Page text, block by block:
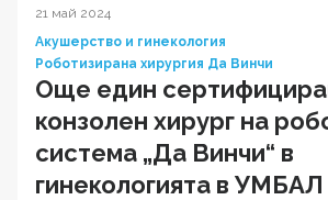
21 май 2024
Акушерство и гинекология
Роботизирана хирургия Да Винчи
Още един
конзолен хирург на
система „Да Винчи“ в
гинекологията в